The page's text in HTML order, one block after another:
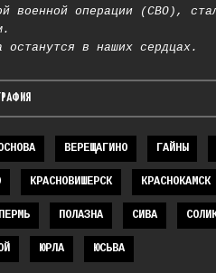
военной операции (СВО),
останутся в наших сердцах.
ВЕРЕЩАГИНО ГАЙНЫ
КРАСНОВИШЕРСК КРАСНОКАМСК
ПЕРМЬ ПОЛАЗНА СИВА
ЮРЛА ЮСЬВА